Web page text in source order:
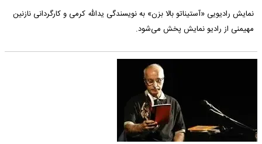
نمایش رادیویی «آستیناتو بالا بزن» به نویسندگی یدالله کرمی و کارگردانی نازنین
مهیمنی از رادیو نمایش پخش می‌شود.